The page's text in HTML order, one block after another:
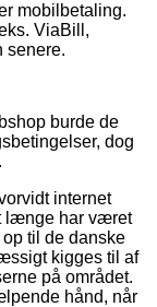
mobilbetaling.
ViaBill,
senere.
burde de
dog
internet
længe har været
til de danske
kigges til af
på området.
hånd, når